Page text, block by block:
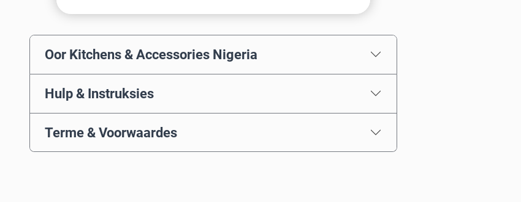
Oor Kitchens & Accessories Nigeria
Hulp & Instruksies
Terme & Voorwaardes